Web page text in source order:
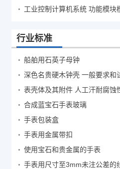
行业标准
船舶用石英子母钟
深色名贵硬木钟壳 一般要求和
表壳体及其附件 人工汗耐腐蚀
合成蓝宝石手表玻璃
手表包装盒
手表用金属带扣
使用宝石和贵金属的手表
手表用尺寸至3mm未注公差的